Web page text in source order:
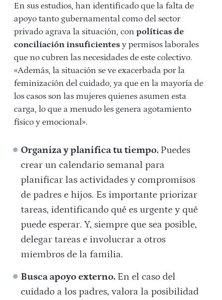
En sus estudios, han identificado que la falta de
apoyo tanto gubernamental como del sector
privado agrava la situación, con políticas de
conciliación insuficientes y permisos laborales
que no cubren las necesidades de este colectivo.
«Además, la situación se ve exacerbada por la
feminización del cuidado, ya que en la mayoría de
los casos son las mujeres quienes asumen esta
carga, lo que a menudo les genera agotamiento
físico y emocional».
Organiza y planifica tu tiempo. Puedes
crear un calendario semanal para
planificar las actividades y compromisos
de padres e hijos. Es importante priorizar
tareas, identificando qué es urgente y qué
puede esperar. Y, siempre que sea posible,
delegar tareas e involucrar a otros
miembros de la familia.
Busca apoyo externo. En el caso del
cuidado a los padres, valora la posibilidad